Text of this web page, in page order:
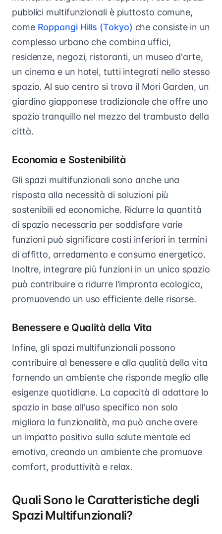
pubblici multifunzionali è piuttosto comune,
come Roppongi Hills (Tokyo) che consiste in un
complesso urbano che combina uffici,
residenze, negozi, ristoranti, un museo d'arte,
un cinema e un hotel, tutti integrati nello stesso
spazio. Al suo centro si trova il Mori Garden, un
giardino giapponese tradizionale che offre uno
spazio tranquillo nel mezzo del trambusto della
città.
Economia e Sostenibilità
Gli spazi multifunzionali sono anche una
risposta alla necessità di soluzioni più
sostenibili ed economiche. Ridurre la quantità
di spazio necessaria per soddisfare varie
funzioni può significare costi inferiori in termini
di affitto, arredamento e consumo energetico.
Inoltre, integrare più funzioni in un unico spazio
può contribuire a ridurre l'impronta ecologica,
promuovendo un uso efficiente delle risorse.
Benessere e Qualità della Vita
Infine, gli spazi multifunzionali possono
contribuire al benessere e alla qualità della vita
fornendo un ambiente che risponde meglio alle
esigenze quotidiane. La capacità di adattare lo
spazio in base all'uso specifico non solo
migliora la funzionalità, ma può anche avere
un impatto positivo sulla salute mentale ed
emotiva, creando un ambiente che promuove
comfort, produttività e relax.
Quali Sono le Caratteristiche degli
Spazi Multifunzionali?